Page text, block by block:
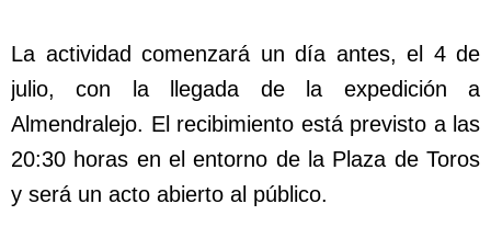
La actividad comenzará un día antes, el 4 de
julio, con la llegada de la expedición a
Almendralejo. El recibimiento está previsto a las
20:30 horas en el entorno de la Plaza de Toros
y será un acto abierto al público.